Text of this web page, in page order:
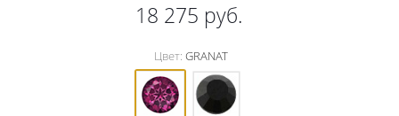
18 275 руб.
Цвет: GRANAT